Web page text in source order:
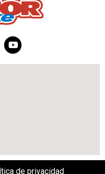
de privacidad